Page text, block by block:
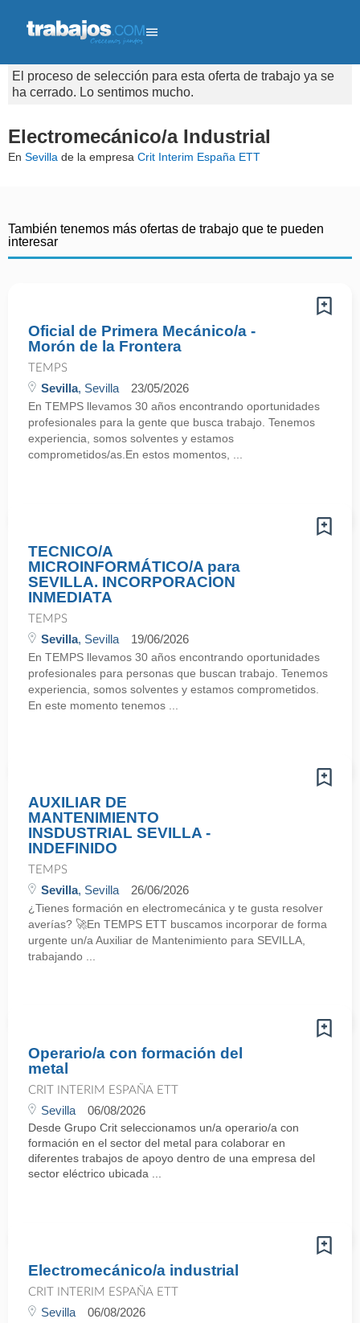
El proceso de selección para esta oferta de trabajo ya se
ha cerrado. Lo sentimos mucho.
Electromecánico/a Industrial
En Sevilla de la empresa Crit Interim España ETT
También tenemos más ofertas de trabajo que te pueden
interesar
Oficial de Primera Mecánico/a -
Morón de la Frontera
TEMPS
Sevilla, Sevilla 23/05/2026
En TEMPS llevamos 30 años encontrando oportunidades
profesionales para la gente que busca trabajo. Tenemos
experiencia, somos solventes y estamos
comprometidos/as.En estos momentos, ...
TECNICO/A
MICROINFORMÁTICO/A para
SEVILLA. INCORPORACION
INMEDIATA
TEMPS
Sevilla, Sevilla 19/06/2026
En TEMPS llevamos 30 años encontrando oportunidades
profesionales para personas que buscan trabajo. Tenemos
experiencia, somos solventes y estamos comprometidos.
En este momento tenemos ...
AUXILIAR DE
MANTENIMIENTO
INSDUSTRIAL SEVILLA -
INDEFINIDO
TEMPS
Sevilla, Sevilla 26/06/2026
¿Tienes formación en electromecánica y te gusta resolver
averías? 🚀En TEMPS ETT buscamos incorporar de forma
urgente un/a Auxiliar de Mantenimiento para SEVILLA,
trabajando ...
Operario/a con formación del
metal
CRIT INTERIM ESPAÑA ETT
Sevilla 06/08/2026
Desde Grupo Crit seleccionamos un/a operario/a con
formación en el sector del metal para colaborar en
diferentes trabajos de apoyo dentro de una empresa del
sector eléctrico ubicada ...
Electromecánico/a industrial
CRIT INTERIM ESPAÑA ETT
Sevilla 06/08/2026